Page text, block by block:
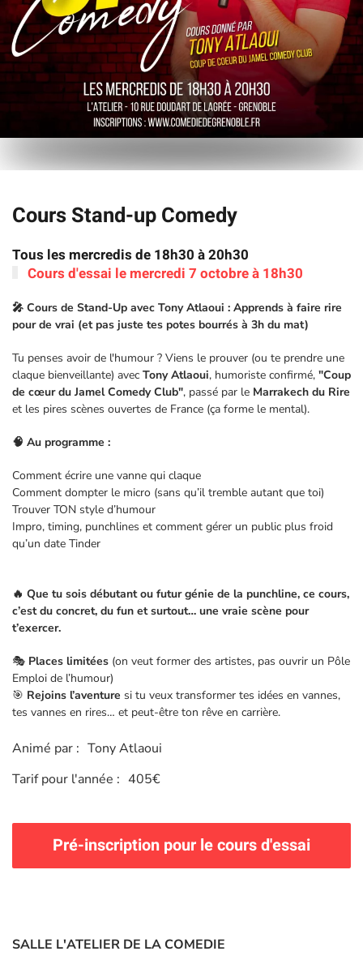
Cours Stand-up Comedy
Tous les mercredis de 18h30 à 20h30
Cours d'essai le mercredi 7 octobre à 18h30
🎤 Cours de Stand-Up avec Tony Atlaoui : Apprends à faire rire
pour de vrai (et pas juste tes potes bourrés à 3h du mat)
Tu penses avoir de l'humour ? Viens le prouver (ou te prendre une
claque bienveillante) avec Tony Atlaoui, humoriste confirmé, "Coup
de cœur du Jamel Comedy Club", passé par le Marrakech du Rire
et les pires scènes ouvertes de France (ça forme le mental).
🧠 Au programme :
Comment écrire une vanne qui claque
Comment dompter le micro (sans qu’il tremble autant que toi)
Trouver TON style d’humour
Impro, timing, punchlines et comment gérer un public plus froid
qu’un date Tinder
🔥 Que tu sois débutant ou futur génie de la punchline, ce cours,
c’est du concret, du fun et surtout… une vraie scène pour
t’exercer.
🎭 Places limitées (on veut former des artistes, pas ouvrir un Pôle
Emploi de l’humour)
🎯 Rejoins l’aventure si tu veux transformer tes idées en vannes,
tes vannes en rires… et peut-être ton rêve en carrière.
Animé par : Tony Atlaoui
Tarif pour l'année : 405€
Pré-inscription pour le cours d'essai
SALLE L'ATELIER DE LA COMEDIE